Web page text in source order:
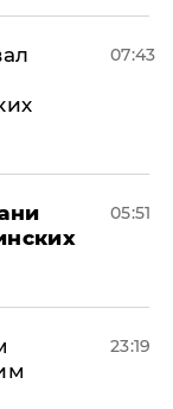
07:43
05:51
23:19